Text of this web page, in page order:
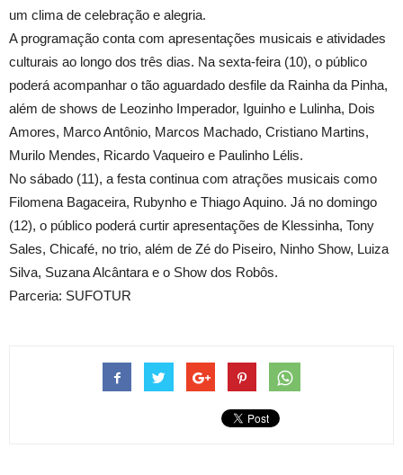
um clima de celebração e alegria.
A programação conta com apresentações musicais e atividades
culturais ao longo dos três dias. Na sexta-feira (10), o público
poderá acompanhar o tão aguardado desfile da Rainha da Pinha,
além de shows de Leozinho Imperador, Iguinho e Lulinha, Dois
Amores, Marco Antônio, Marcos Machado, Cristiano Martins,
Murilo Mendes, Ricardo Vaqueiro e Paulinho Lélis.
No sábado (11), a festa continua com atrações musicais como
Filomena Bagaceira, Rubynho e Thiago Aquino. Já no domingo
(12), o público poderá curtir apresentações de Klessinha, Tony
Sales, Chicafé, no trio, além de Zé do Piseiro, Ninho Show, Luiza
Silva, Suzana Alcântara e o Show dos Robôs.
Parceria: SUFOTUR